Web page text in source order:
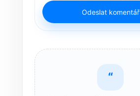
Odeslat komentář
“